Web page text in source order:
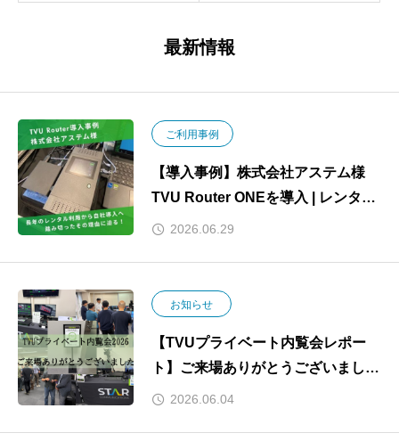
最新情報
ご利用事例
【導入事例】株式会社アステム様
TVU Router ONEを導入 | レンタル
運用から自社導入への切り替えで実
2026.06.29
お知らせ
【TVUプライベート内覧会レポー
ト】ご来場ありがとうございまし
た！2026.06.04